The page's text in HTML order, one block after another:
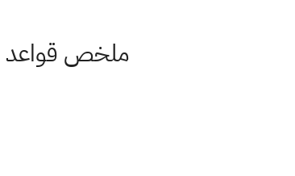
ملخص قواعد اللغة العربية 2021 ثالث